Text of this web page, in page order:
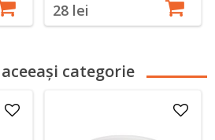
28 lei
categorie